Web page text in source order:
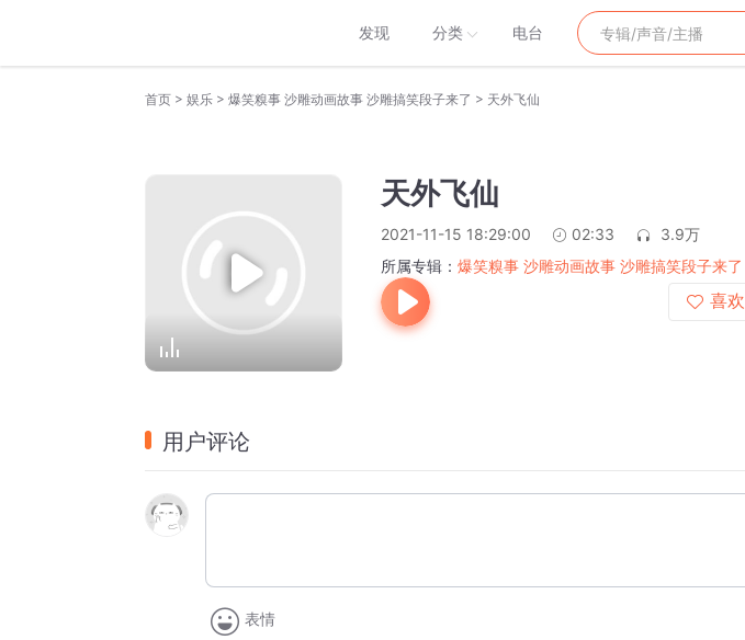
发现 分类 电台
首页 > 娱乐 > 爆笑糗事 沙雕动画故事 沙雕搞笑段子来了 > 天外飞仙
天外飞仙
2021-11-15 18:29:00 02:33
3.9万
所属专辑： 爆笑糗事 沙雕动画故事 沙雕搞笑段子来了
喜欢
用户评论
表情